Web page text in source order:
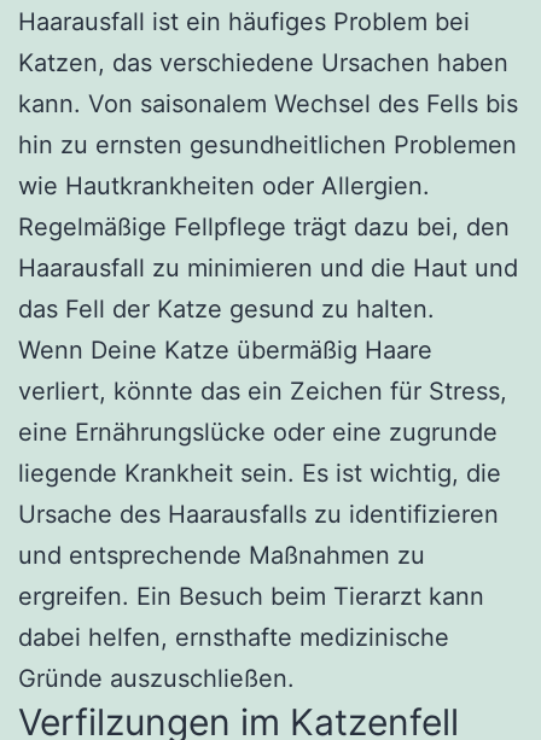
Haarausfall ist ein häufiges Problem bei
Katzen, das verschiedene Ursachen haben
kann. Von saisonalem Wechsel des Fells bis
hin zu ernsten gesundheitlichen Problemen
wie Hautkrankheiten oder Allergien.
Regelmäßige Fellpflege trägt dazu bei, den
Haarausfall zu minimieren und die Haut und
das Fell der Katze gesund zu halten.
Wenn Deine Katze übermäßig Haare
verliert, könnte das ein Zeichen für Stress,
eine Ernährungslücke oder eine zugrunde
liegende Krankheit sein. Es ist wichtig, die
Ursache des Haarausfalls zu identifizieren
und entsprechende Maßnahmen zu
ergreifen. Ein Besuch beim Tierarzt kann
dabei helfen, ernsthafte medizinische
Gründe auszuschließen.
Verfilzungen im Katzenfell